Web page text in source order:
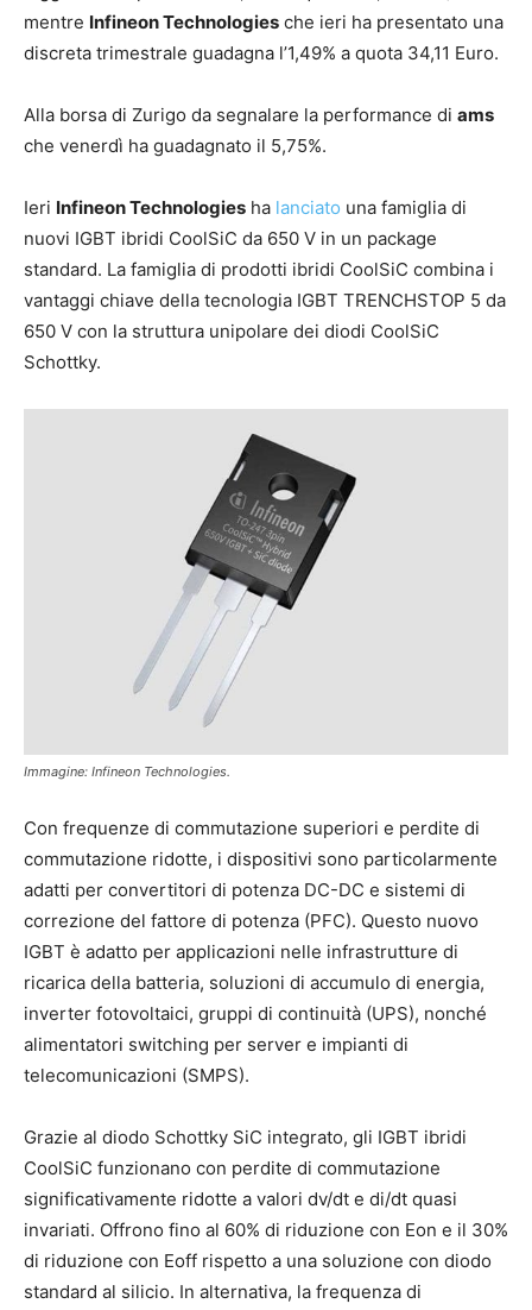
mentre Infineon Technologies che ieri ha presentato una
discreta trimestrale guadagna l’1,49% a quota 34,11 Euro.
Alla borsa di Zurigo da segnalare la performance di ams
che venerdì ha guadagnato il 5,75%.
Ieri Infineon Technologies ha lanciato una famiglia di
nuovi IGBT ibridi CoolSiC da 650 V in un package
standard. La famiglia di prodotti ibridi CoolSiC combina i
vantaggi chiave della tecnologia IGBT TRENCHSTOP 5 da
650 V con la struttura unipolare dei diodi CoolSiC
Schottky.
Immagine: Infineon Technologies.
Con frequenze di commutazione superiori e perdite di
commutazione ridotte, i dispositivi sono particolarmente
adatti per convertitori di potenza DC-DC e sistemi di
correzione del fattore di potenza (PFC). Questo nuovo
IGBT è adatto per applicazioni nelle infrastrutture di
ricarica della batteria, soluzioni di accumulo di energia,
inverter fotovoltaici, gruppi di continuità (UPS), nonché
alimentatori switching per server e impianti di
telecomunicazioni (SMPS).
Grazie al diodo Schottky SiC integrato, gli IGBT ibridi
CoolSiC funzionano con perdite di commutazione
significativamente ridotte a valori dv/dt e di/dt quasi
invariati. Offrono fino al 60% di riduzione con Eon e il 30%
di riduzione con Eoff rispetto a una soluzione con diodo
standard al silicio. In alternativa, la frequenza di